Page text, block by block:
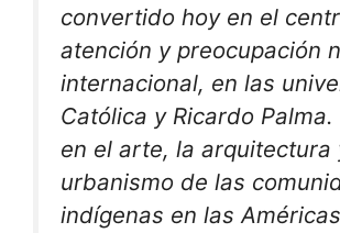
convertido hoy en el
atención y preocupación
internacional, en las
Católica y Ricardo
en el arte, la arquitectura
urbanismo de las
indígenas en las